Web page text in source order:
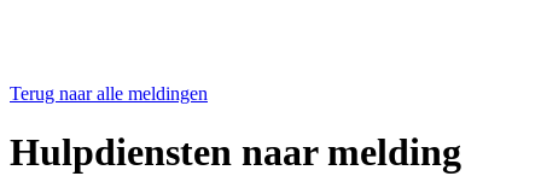
Terug naar alle meldingen
Hulpdiensten naar melding